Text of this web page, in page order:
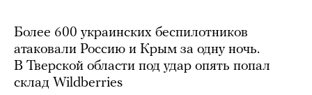
Более 600 украинских беспилотников
атаковали Россию и Крым за одну ночь.
В Тверской области под удар опять попал
склад Wildberries